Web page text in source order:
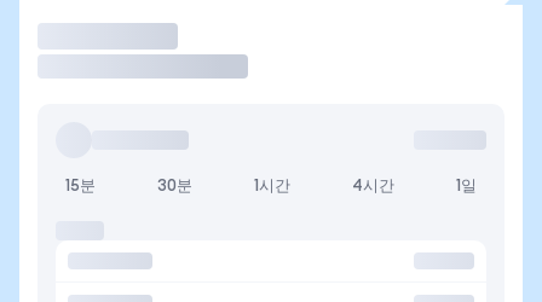
15분 30분 1시간 4시간 1일